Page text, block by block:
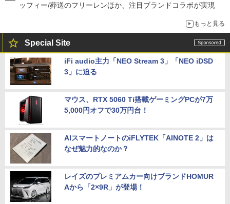
ッフィー/葬送のフリーレンほか、注目ブランドコラボが実現
もっと見る
Special Site
iFi audio主力「NEO Stream 3」「NEO iDSD
3」に迫る
マウス、RTX 5060 Ti搭載ゲーミングPCが7万
5,000円オフで30万円台！
AIスマートノートのiFLYTEK「AINOTE 2」は
なぜ魅力的なのか？
レイズのプレミアムカー向けブランドHOMUR
Aから「2×9R」が登場！